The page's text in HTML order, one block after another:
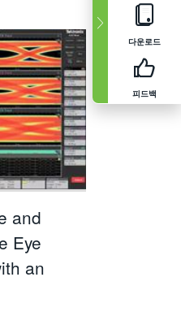
다운로드
피드백
and
Eye
an